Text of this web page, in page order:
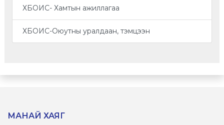
ХБОИС- Хамтын ажиллагаа
ХБОИС-Оюутны уралдаан, тэмцээн
МАНАЙ ХАЯГ